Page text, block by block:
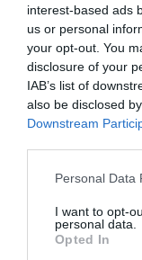
interest-based ads
us or personal
your opt-out. You
disclosure of your
IAB’s list of
also be disclosed
Downstream
Please note that
not limited to your
grant or deny
use your data for
Personal Data
I want to opt-
personal data.
Opted In